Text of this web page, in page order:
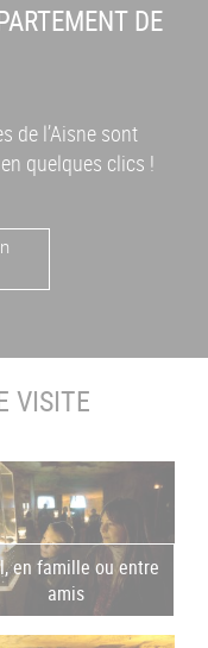
DE
de l’Aisne sont
quelques clics !
VISITE
en famille ou entre
amis